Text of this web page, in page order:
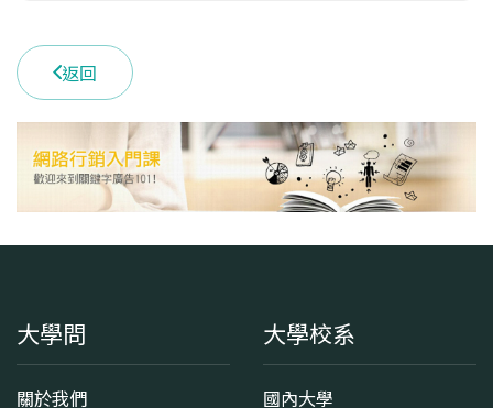
返回
大學問
關於我們
大學校系
國內大學